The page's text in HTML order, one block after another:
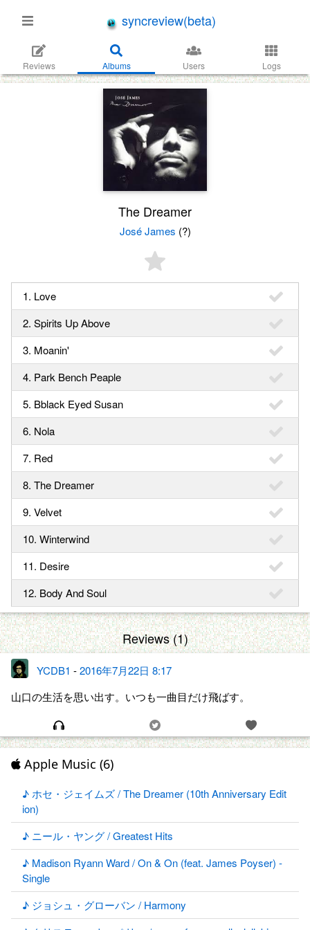
syncreview(beta)
Reviews Albums Users Logs
The Dreamer
José James (?)
1. Love
2. Spirits Up Above
3. Moanin'
4. Park Bench Peaple
5. Bblack Eyed Susan
6. Nola
7. Red
8. The Dreamer
9. Velvet
10. Winterwind
11. Desire
12. Body And Soul
Reviews (1)
YCDB1 -2016年7月22日 8:17
山口の生活を思い出す。いつも一曲目だけ飛ばす。
Apple Music (6)
♪ ホセ・ジェイムズ / The Dreamer (10th Anniversary Edit
ion)
♪ ニール・ヤング / Greatest Hits
♪ Madison Ryann Ward / On & On (feat. James Poyser) -
Single
♪ ジョシュ・グローバン / Harmony